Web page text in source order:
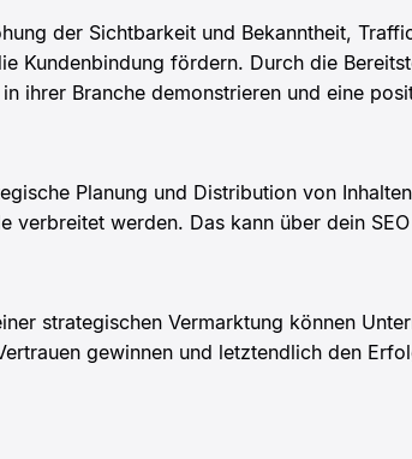
der Sichtbarkeit und Bekanntheit,
Kundenbindung fördern. Durch die
ihrer Branche demonstrieren und eine
Planung und Distribution von
verbreitet werden. Das kann über dein
strategischen Vermarktung können
gewinnen und letztendlich den